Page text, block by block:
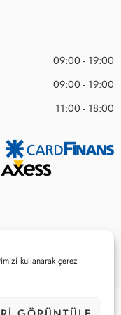
kullanarak çerez
09:00 - 19:00
09:00 - 19:00
11:00 - 18:00